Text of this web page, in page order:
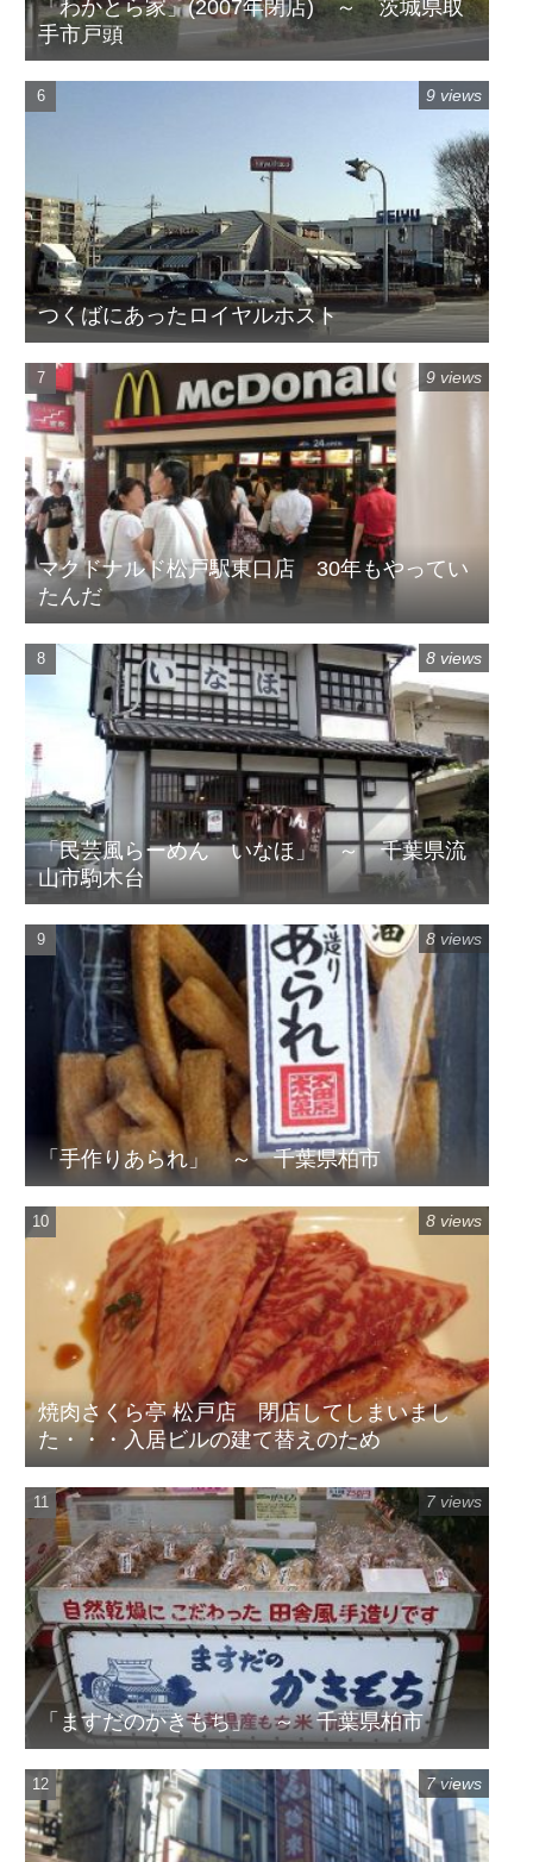
「わかとら家」(2007年閉店) ～ 茨城県取
手市戸頭
つくばにあったロイヤルホスト
9 views
マクドナルド松戸駅東口店 30年もやってい
たんだ
9 views
「民芸風らーめん いなほ」 ～ 千葉県流
山市駒木台
8 views
「手作りあられ」 ～ 千葉県柏市
8 views
焼肉さくら亭 松戸店 閉店してしまいまし
た・・・入居ビルの建て替えのため
8 views
「ますだのかきもち」 ～ 千葉県柏市
7 views
7 views